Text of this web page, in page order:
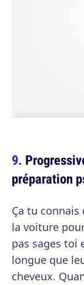
préparation
Ça tu connais
la voiture
pas sages toi
longue que
cheveux.